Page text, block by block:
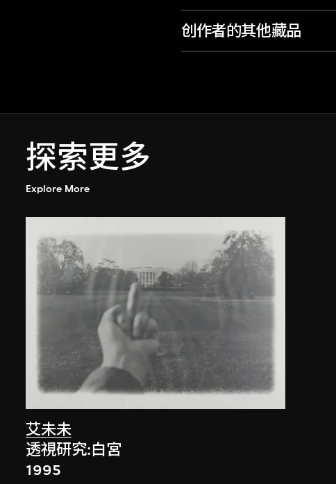
创作者的其他藏品
探索更多
Explore More
艾未未
透視研究:白宮
1995